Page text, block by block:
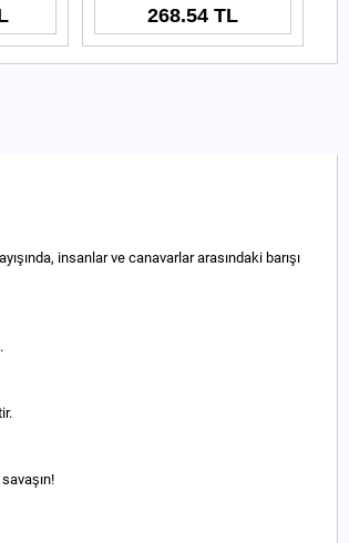
268.54 TL
insanlar ve canavarlar arasındaki barışı